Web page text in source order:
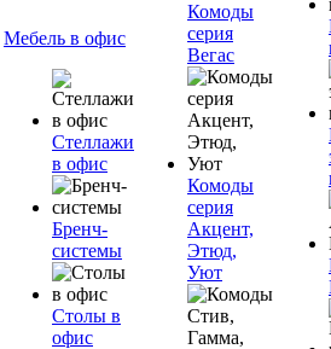
Мебель в офис
Стеллажи
в офис
Бренч-
системы
Столы в
офис
Комоды
серия
Вегас
Комоды
серия
Акцент,
Этюд,
Уют